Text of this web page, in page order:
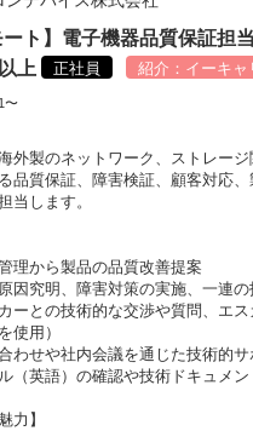
ート】電子機器品質保証
上
正社員 紹介： イーキャ
〜
外製のネットワーク、ストレー
品質保証、障害検証、顧客対応
当します。
理から製品の品質改善提案
因究明、障害対策の実施、一連
ーとの技術的な交渉や質問、エ
使用）
わせや社内会議を通じた技術的サ
（英語）の確認や技術ドキュメ
力】